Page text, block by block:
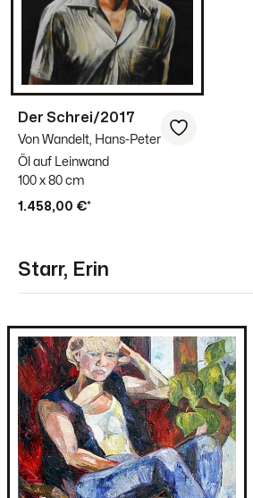
Der Schrei/2017
Von Wandelt, Hans-Peter
Öl auf Leinwand
100 x 80 cm
1.458,00 €*
Starr, Erin